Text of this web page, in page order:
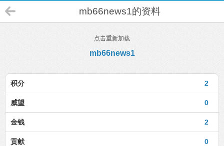
mb66news1的资料
点击重新加载
mb66news1
2
积分
0
威望
2
金钱
0
贡献